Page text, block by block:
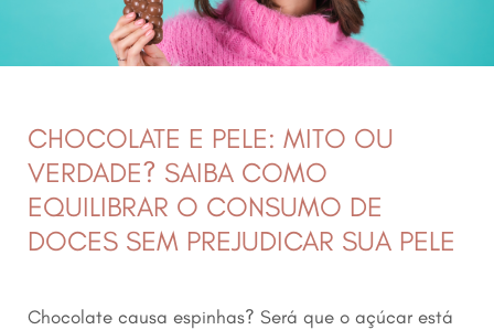
CHOCOLATE E PELE: MITO OU
VERDADE? SAIBA COMO
EQUILIBRAR O CONSUMO DE
DOCES SEM PREJUDICAR SUA PELE
Chocolate causa espinhas? Será que o açúcar está